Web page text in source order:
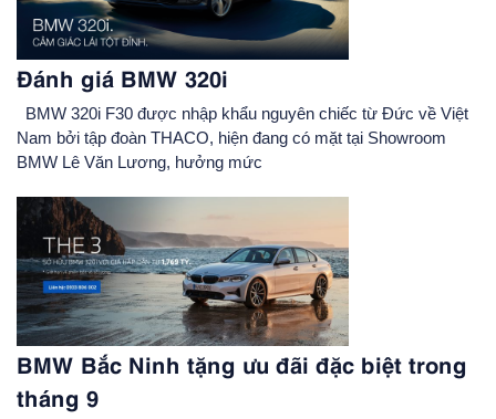
Đánh giá BMW 320i
BMW 320i F30 được nhập khẩu nguyên chiếc từ Đức về Việt
Nam bởi tập đoàn THACO, hiện đang có mặt tại Showroom
BMW Lê Văn Lương, hưởng mức
BMW Bắc Ninh tặng ưu đãi đặc biệt trong
tháng 9